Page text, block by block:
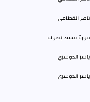
ناصر القطامي
ياسر الدوسري